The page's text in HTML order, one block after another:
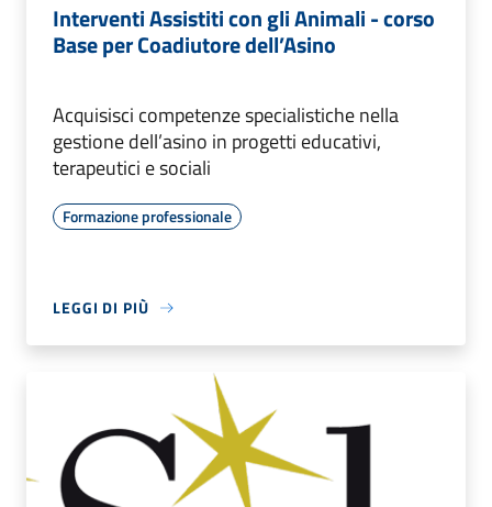
Interventi Assistiti con gli Animali - corso
Base per Coadiutore dell’Asino
Acquisisci competenze specialistiche nella
gestione dell’asino in progetti educativi,
terapeutici e sociali
Formazione professionale
LEGGI DI PIÙ